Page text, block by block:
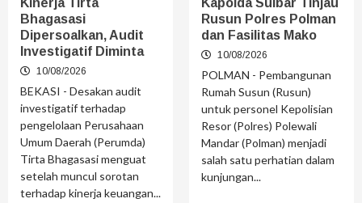
Kinerja Tirta
Bhagasasi
Dipersoalkan, Audit
Investigatif Diminta
10/08/2026
BEKASI - Desakan audit
investigatif terhadap
pengelolaan Perusahaan
Umum Daerah (Perumda)
Tirta Bhagasasi menguat
setelah muncul sorotan
terhadap kinerja keuangan...
Kapolda Sulbar Tinjau
Rusun Polres Polman
dan Fasilitas Mako
10/08/2026
POLMAN - Pembangunan
Rumah Susun (Rusun)
untuk personel Kepolisian
Resor (Polres) Polewali
Mandar (Polman) menjadi
salah satu perhatian dalam
kunjungan...